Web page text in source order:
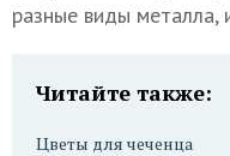
разные виды металла,
Читайте также:
Цветы для чеченца